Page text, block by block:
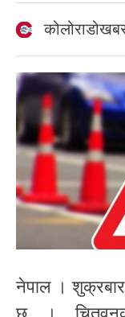
नेपाल ।